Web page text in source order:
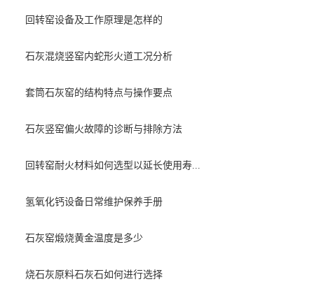
回转窑设备及工作原理是怎样的
石灰混烧竖窑内蛇形火道工况分析
套筒石灰窑的结构特点与操作要点
石灰竖窑偏火故障的诊断与排除方法
回转窑耐火材料如何选型以延长使用寿...
氢氧化钙设备日常维护保养手册
石灰窑煅烧黄金温度是多少
烧石灰原料石灰石如何进行选择